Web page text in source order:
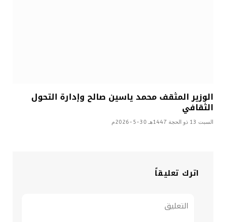
الوزير المثقف محمد ياسين صالح وإدارة التحول
الثقافي
السبت 13 ذو الحجة 1447هـ 30-5-2026م
اترك تعليقاً